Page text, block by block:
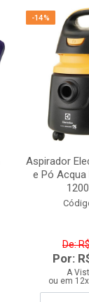
-14%
Aspirador
e Pó Acqua
De:
Por:
A
ou em